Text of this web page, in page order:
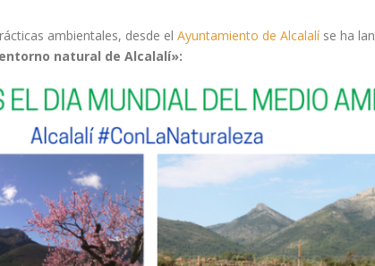
ambientales, desde elAyuntamiento de Alcalalíse ha
natural de Alcalalí»: